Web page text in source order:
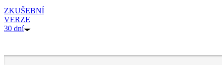
ZKUŠEBNÍ
VERZE
30 dní